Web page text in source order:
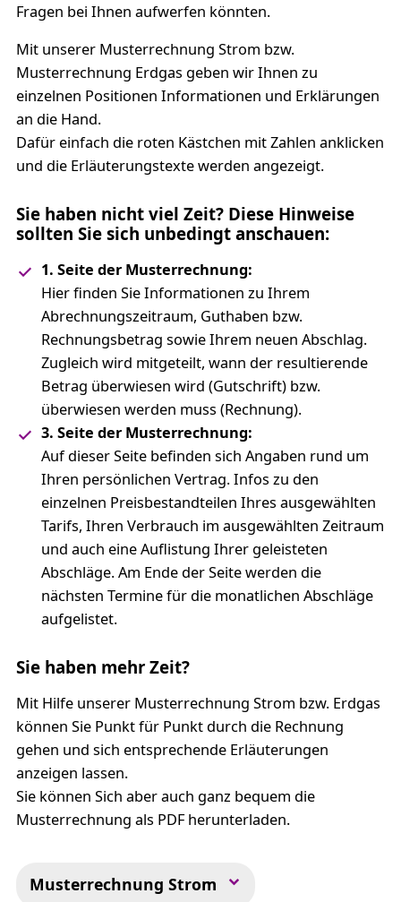
Fragen bei Ihnen aufwerfen könnten.
Mit unserer Musterrechnung Strom bzw.
Musterrechnung Erdgas geben wir Ihnen zu
einzelnen Positionen Informationen und Erklärungen
an die Hand.
Dafür einfach die roten Kästchen mit Zahlen anklicken
und die Erläuterungstexte werden angezeigt.
Sie haben nicht viel Zeit? Diese Hinweise
sollten Sie sich unbedingt anschauen:
1. Seite der Musterrechnung:
Hier finden Sie Informationen zu Ihrem
Abrechnungszeitraum, Guthaben bzw.
Rechnungsbetrag sowie Ihrem neuen Abschlag.
Zugleich wird mitgeteilt, wann der resultierende
Betrag überwiesen wird (Gutschrift) bzw.
überwiesen werden muss (Rechnung).
3. Seite der Musterrechnung:
Auf dieser Seite befinden sich Angaben rund um
Ihren persönlichen Vertrag. Infos zu den
einzelnen Preisbestandteilen Ihres ausgewählten
Tarifs, Ihren Verbrauch im ausgewählten Zeitraum
und auch eine Auflistung Ihrer geleisteten
Abschläge. Am Ende der Seite werden die
nächsten Termine für die monatlichen Abschläge
aufgelistet.
Sie haben mehr Zeit?
Mit Hilfe unserer Musterrechnung Strom bzw. Erdgas
können Sie Punkt für Punkt durch die Rechnung
gehen und sich entsprechende Erläuterungen
anzeigen lassen.
Sie können Sich aber auch ganz bequem die
Musterrechnung als PDF herunterladen.
Musterrechnung Strom